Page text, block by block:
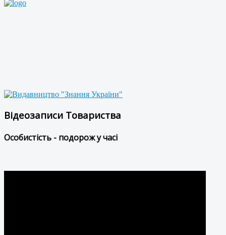
Відеозаписи Товариства
Особистість - подорож у часі